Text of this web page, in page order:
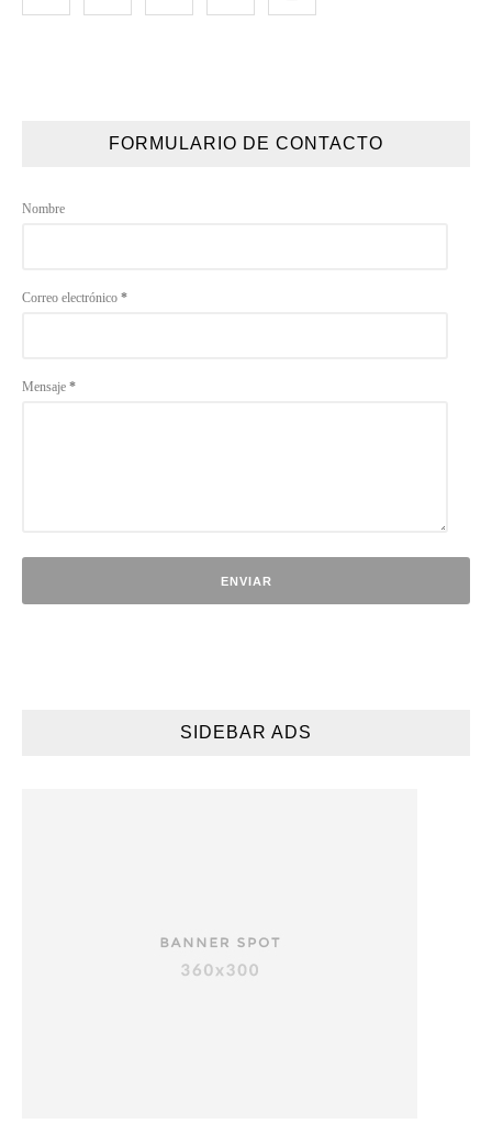
FORMULARIO DE CONTACTO
Nombre
Correo electrónico *
Mensaje *
SIDEBAR ADS